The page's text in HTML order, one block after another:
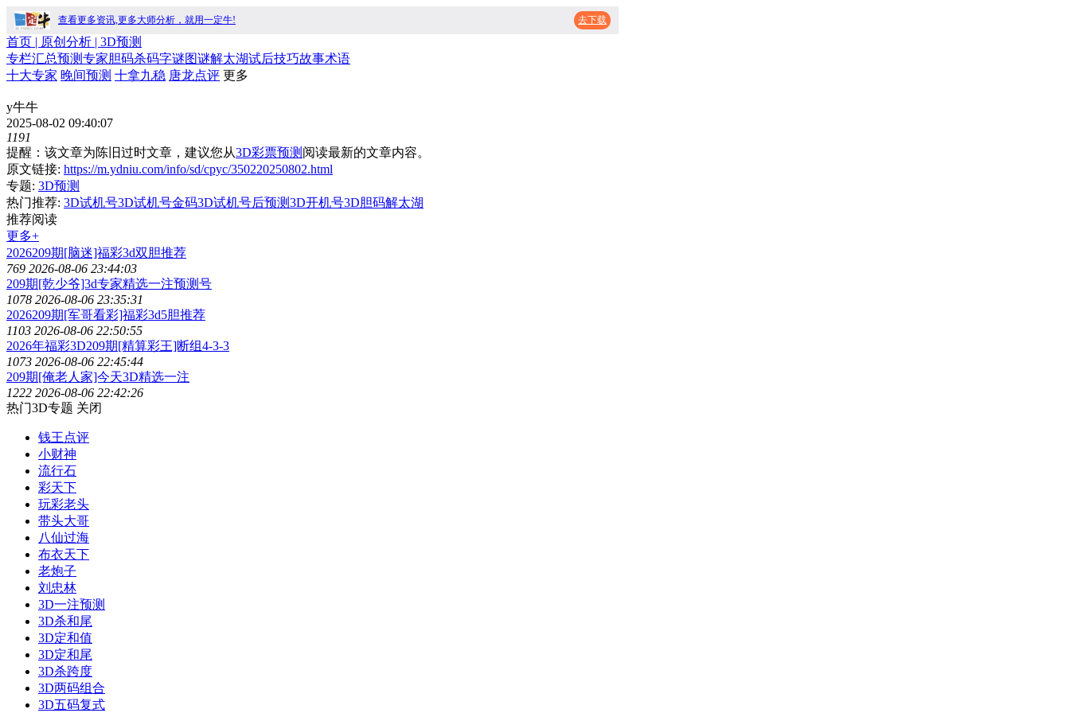
查看更多资讯,更多大师分析，就用一定牛! 去下载
首页 | 原创分析 | 3D预测
专栏汇总预测专家胆码杀码字谜图谜解太湖试后技巧故事术语
十大专家 晚间预测 十拿九稳 唐龙点评 更多
y牛牛
2025-08-02 09:40:07
1191
提醒：该文章为陈旧过时文章，建议您从3D彩票预测 阅读最新的文章内容。
原文链接: https://m.ydniu.com/info/sd/cpyc/350220250802.html
专题: 3D预测
热门推荐: 3D试机号3D试机号金码3D试机号后预测3D开机号3D胆码解太湖
推荐阅读
更多+
2026209期[脑迷]福彩3d双胆推荐
769 2026-08-06 23:44:03
209期[乾少爷]3d专家精选一注预测号
1078 2026-08-06 23:35:31
2026209期[军哥看彩]福彩3d5胆推荐
1103 2026-08-06 22:50:55
2026年福彩3D209期[精算彩王]断组4-3-3
1073 2026-08-06 22:45:44
209期[俺老人家]今天3D精选一注
1222 2026-08-06 22:42:26
热门3D专题 关闭
钱王点评
小财神
流行石
彩天下
玩彩老头
带头大哥
八仙过海
布衣天下
老炮子
刘忠林
3D一注预测
3D杀和尾
3D定和值
3D定和尾
3D杀跨度
3D两码组合
3D五码复式